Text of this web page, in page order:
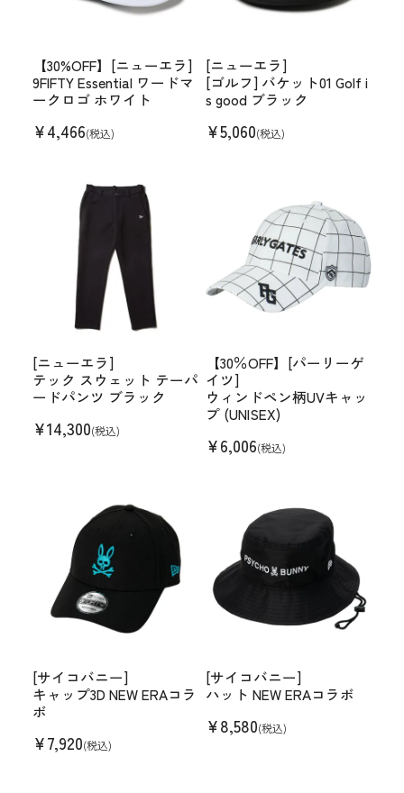
【30%OFF】[ニューエラ]
9FIFTY Essential ワードマ
ークロゴ ホワイト
¥4,466(税込)
[ニューエラ]
[ゴルフ] バケット01 Golf i
s good ブラック
¥5,060(税込)
[ニューエラ]
テック スウェット テーパ
ードパンツ ブラック
¥14,300(税込)
【30％OFF】[パーリーゲ
イツ]
ウィンドペン柄UVキャッ
プ (UNISEX)
¥6,006(税込)
[サイコバニー]
キャップ3D NEW ERAコラ
ボ
¥7,920(税込)
[サイコバニー]
ハット NEW ERAコラボ
¥8,580(税込)